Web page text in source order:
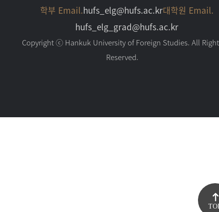
학부 Email.hufs_elg@hufs.ac.kr대학원 Email.
hufs_elg_grad@hufs.ac.kr
Copyright ⓒ Hankuk University of Foreign Studies. All
Reserved.